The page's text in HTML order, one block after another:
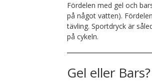
Fördelen med gel och
på något vatten).
tävling. Sportdryck är
på cykeln.
Gel eller Bars?